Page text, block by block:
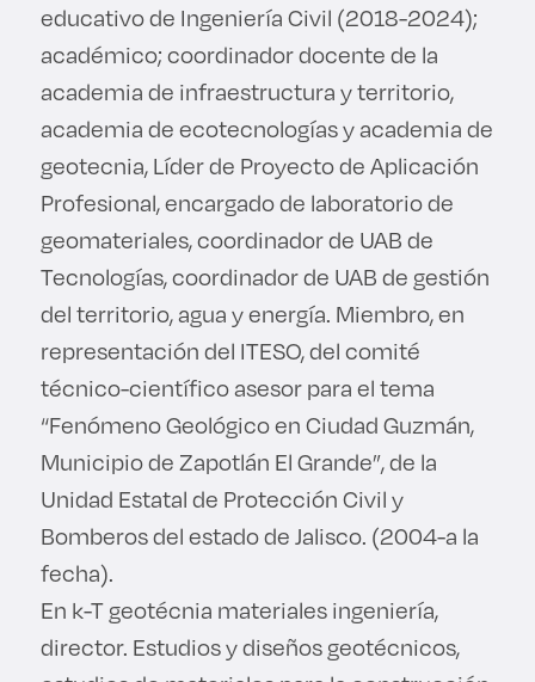
educativo de Ingeniería Civil (2018-2024);
académico; coordinador docente de la
academia de infraestructura y territorio,
academia de ecotecnologías y academia de
geotecnia, Líder de Proyecto de Aplicación
Profesional, encargado de laboratorio de
geomateriales, coordinador de UAB de
Tecnologías, coordinador de UAB de gestión
del territorio, agua y energía. Miembro, en
representación del ITESO, del comité
técnico-científico asesor para el tema
“Fenómeno Geológico en Ciudad Guzmán,
Municipio de Zapotlán El Grande”, de la
Unidad Estatal de Protección Civil y
Bomberos del estado de Jalisco. (2004-a la
fecha).
En k-T geotécnia materiales ingeniería,
director. Estudios y diseños geotécnicos,